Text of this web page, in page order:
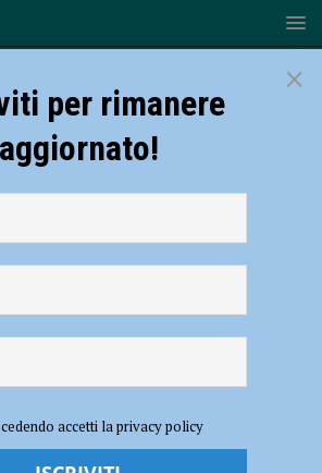
superati da una Imola con il 50% dal
la Virtus
×
per rimanere
aggiornato!
accetti la privacy policy